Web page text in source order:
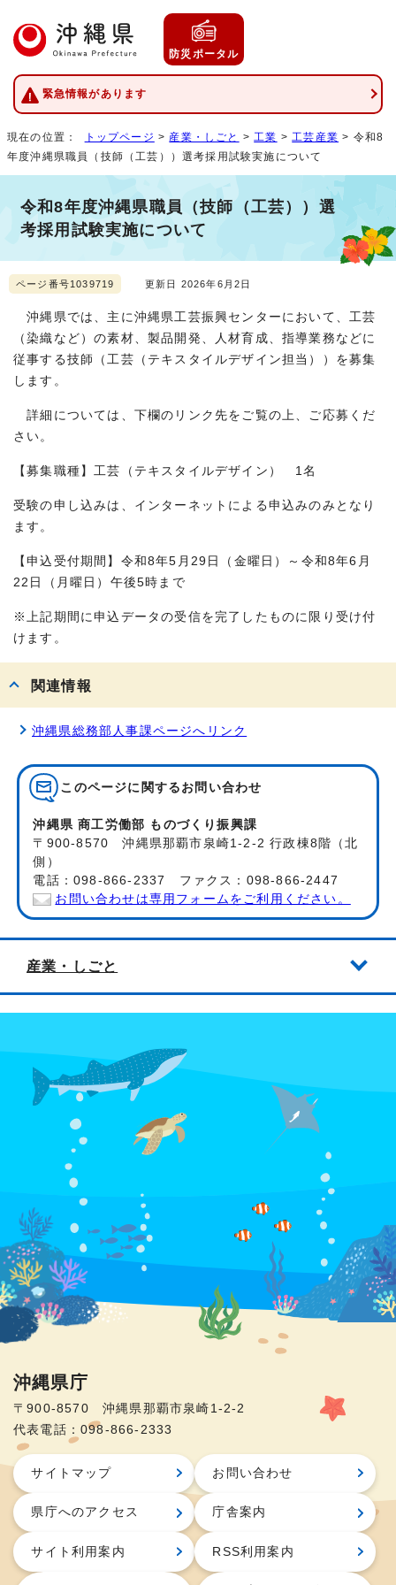
防災ポータル
緊急情報があります
現在の位置： トップページ > 産業・しごと > 工業 > 工芸産業 > 令和8
年度沖縄県職員（技師（工芸））選考採用試験実施について
令和8年度沖縄県職員（技師（工芸））選
考採用試験実施について
ページ番号1039719 更新日 2026年6月2日
沖縄県では、主に沖縄県工芸振興センターにおいて、工芸
（染織など）の素材、製品開発、人材育成、指導業務などに
従事する技師（工芸（テキスタイルデザイン担当））を募集
します。
詳細については、下欄のリンク先をご覧の上、ご応募くだ
さい。
【募集職種】工芸（テキスタイルデザイン） 1名
受験の申し込みは、インターネットによる申込みのみとなり
ます。
【申込受付期間】令和8年5月29日（金曜日）～令和8年6月
22日（月曜日）午後5時まで
※上記期間に申込データの受信を完了したものに限り受け付
けます。
関連情報
沖縄県総務部人事課ページへリンク
このページに関する お問い合わせ
沖縄県 商工労働部 ものづくり振興課
〒900-8570 沖縄県那覇市泉崎1-2-2 行政棟8階（北
側）
電話：098-866-2337 ファクス：098-866-2447
お問い合わせは専用フォームをご利用ください。
産業・しごと
沖縄県庁
〒900-8570 沖縄県那覇市泉崎1-2-2
代表電話：098-866-2333
サイトマップ お問い合わせ
県庁へのアクセス 庁舎案内
サイト利用案内 RSS利用案内